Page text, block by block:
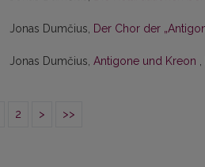
Jonas Dumčius, Der Chor der
Jonas Dumčius, Antigone und Kreon ,
2 > >>